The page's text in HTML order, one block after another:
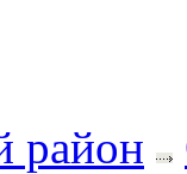
район